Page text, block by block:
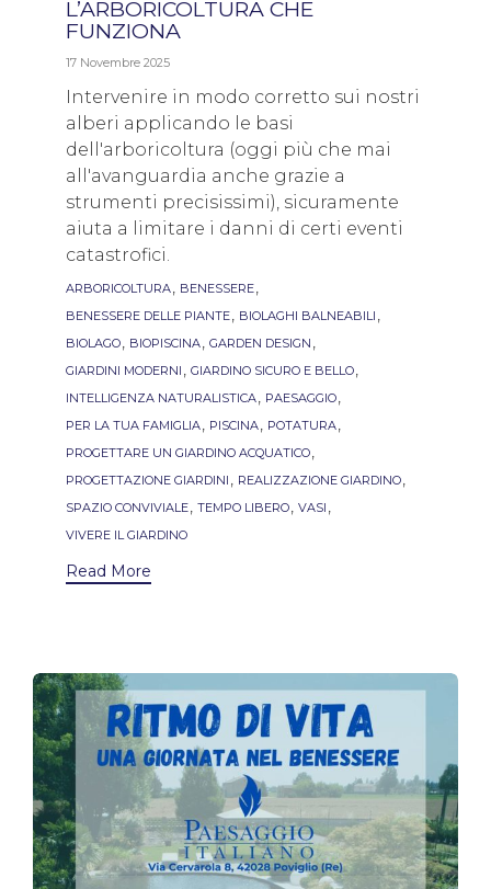
L’ARBORICOLTURA CHE
FUNZIONA
17 Novembre 2025
Intervenire in modo corretto sui nostri
alberi applicando le basi
dell'arboricoltura (oggi più che mai
all'avanguardia anche grazie a
strumenti precisissimi), sicuramente
aiuta a limitare i danni di certi eventi
catastrofici.
Tags
ARBORICOLTURA, BENESSERE,
BENESSERE DELLE PIANTE, BIOLAGHI BALNEABILI ,
BIOLAGO, BIOPISCINA, GARDEN DESIGN ,
GIARDINI MODERNI , GIARDINO SICURO E BELLO,
INTELLIGENZA NATURALISTICA, PAESAGGIO,
PER LA TUA FAMIGLIA, PISCINA, POTATURA,
PROGETTARE UN GIARDINO ACQUATICO,
PROGETTAZIONE GIARDINI , REALIZZAZIONE GIARDINO,
SPAZIO CONVIVIALE, TEMPO LIBERO, VASI ,
VIVERE IL GIARDINO
Read More